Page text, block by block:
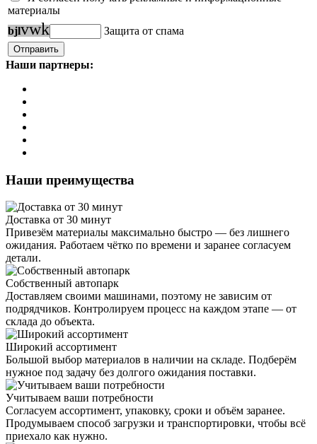
материалы
bjlvwk Защита от спама
Наши партнеры:
Наши преимущества
Доставка от 30 минут
Привезём материалы максимально быстро — без лишнего
ожидания. Работаем чётко по времени и заранее согласуем
детали.
Собственный автопарк
Доставляем своими машинами, поэтому не зависим от
подрядчиков. Контролируем процесс на каждом этапе — от
склада до объекта.
Широкий ассортимент
Большой выбор материалов в наличии на складе. Подберём
нужное под задачу без долгого ожидания поставки.
Учитываем ваши потребности
Согласуем ассортимент, упаковку, сроки и объём заранее.
Продумываем способ загрузки и транспортировки, чтобы всё
приехало как нужно.